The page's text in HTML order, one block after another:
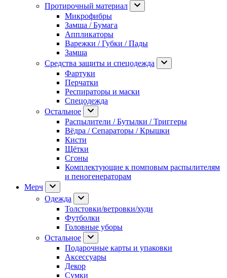
Протирочный материал
Микрофибры
Замша / Бумага
Аппликаторы
Варежки / Губки / Пады
Замша
Средства защиты и спецодежда
Фартуки
Перчатки
Респираторы и маски
Спецодежда
Остальное
Распылители / Бутылки / Триггеры
Вёдра / Сепараторы / Крышки
Кисти
Щётки
Сгоны
Комплектующие к помповым распылителям
и пеногенераторам
Мерч
Одежда
Толстовки/ветровки/худи
Футболки
Головные уборы
Остальное
Подарочные карты и упаковки
Аксессуары
Декор
Сумки